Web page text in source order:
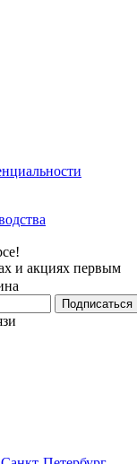
и акциях первым